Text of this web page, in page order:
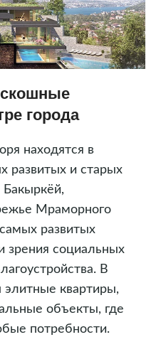
города
находятся в
развитых и старых
Бакыркёй,
Мраморного
развитых
зрения социальных
В
квартиры,
объекты, где
потребности.